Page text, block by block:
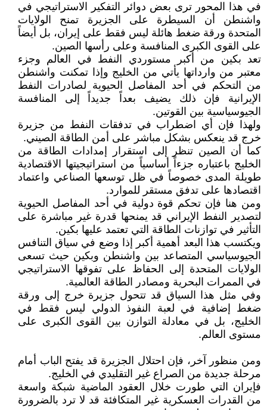
في هذا المحور ترى بعض دوائر التفكير الاستراتيجي في
واشنطن أن السيطرة على الجزيرة تمنح الولايات
المتحدة ورقة ضغط هائلة ليس فقط على إيران، بل أيضاً
على القوى الكبرى المنافسة وعلى رأسها الصين.
تعد بكين من أكبر مستوردي النفط في العالم وجزء
معتبر من وارداتها يأتي من الخليج وإذا تمكنت واشنطن
من التحكم في أحد المفاصل الحيوية لصادرات النفط
الإيرانية فإن ذلك يضيف بعداً جديداً إلى المنافسة
الجيوسياسية بين القوتين.
ولهذا فإن أي اضطراب في تدفقات النفط من جزيرة
خرج قد ينعكس بشكل مباشر على أمن الطاقة الصيني.
كما أن الصين تنظر إلى استقرار إمدادات الطاقة من
الخليج باعتباره جزءاً أساسياً من استراتيجيتها الاقتصادية
طويلة المدى خصوصاً في ظل توسعها الصناعي واعتماد
اقتصادها على تدفق مستقر للموارد.
ومن هنا فإن تحكم قوة دولية في أحد المفاصل الحيوية
لتصدير النفط الإيراني قد يمنحها قدرة غير مباشرة على
التأثير في توازنات الطاقة التي تعتمد عليها بكين.
ويكتسب هذا البعد أهمية أكبر إذا وضع في سياق التنافس
الجيوسياسي المتصاعد بين واشنطن وبكين حيث تسعى
الولايات المتحدة إلى الحفاظ على تفوقها الاستراتيجي
في الممرات البحرية ومصادر الطاقة العالمية.
وفي مثل هذا السياق قد تتحول جزيرة خرج إلى ورقة
ضغط إضافية في لعبة النفوذ الدولي ليس فقط في
الخليج، بل في معادلة التوازن بين القوى الكبرى على
مستوى العالم.
ومن منظور آخر، فإن احتلال الجزيرة قد يفتح الباب أمام
مرحلة جديدة من الصراع غير التقليدي في الخليج.
فإيران التي طورت خلال العقود الماضية شبكة واسعة
من القدرات العسكرية غير المتكافئة قد لا ترد بالضرورة